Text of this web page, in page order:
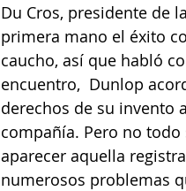
Du Cros, presidente de
primera mano el éxito
caucho, así que habló
encuentro,  Dunlop
derechos de su invento
compañía. Pero no
aparecer aquella
numerosos problemas